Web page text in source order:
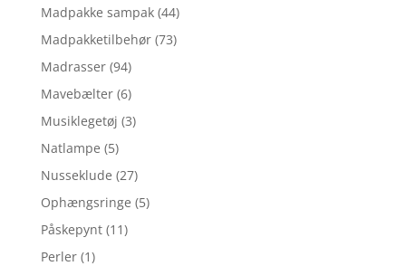
Madpakke sampak (44)
Madpakketilbehør (73)
Madrasser (94)
Mavebælter (6)
Musiklegetøj (3)
Natlampe (5)
Nusseklude (27)
Ophængsringe (5)
Påskepynt (11)
Perler (1)